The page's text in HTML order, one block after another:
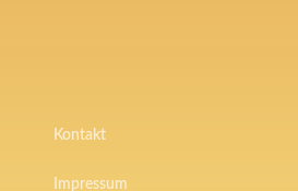
Kontakt
Impressum